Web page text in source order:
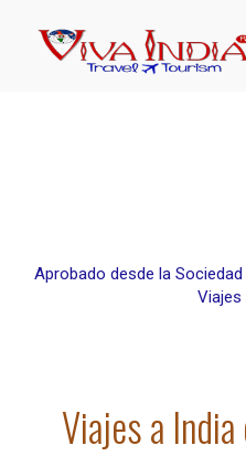
Aprobado desde la
Viajes
Viajes a